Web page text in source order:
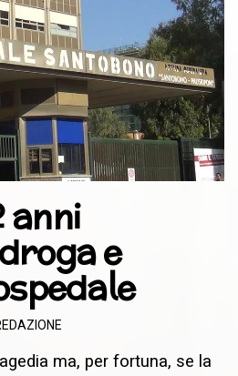
anni
e
ma, per fortuna, se la